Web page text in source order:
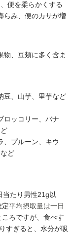
便を柔らかくする
らみ、便のカサが増
物、豆類に多く含ま
豆、山芋、里芋など
ロッコリー、バナ
、プルーン、キウ
ど
当たり男性21g以
定平均摂取量は一日
ろですが、食べす
すぎると、水分が吸